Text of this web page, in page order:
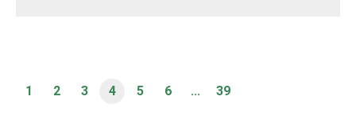
1 2 3 4 5 6 ... 39